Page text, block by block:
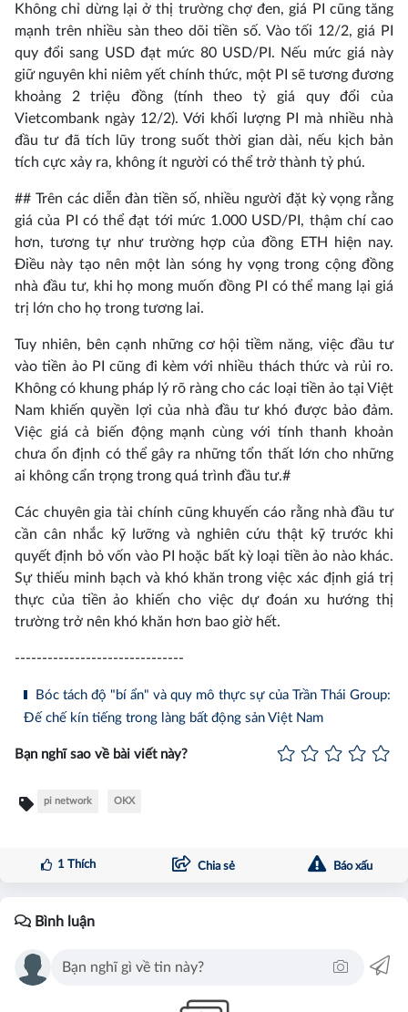
Không chỉ dừng lại ở thị trường chợ đen, giá PI cũng tăng
mạnh trên nhiều sàn theo dõi tiền số. Vào tối 12/2, giá PI
quy đổi sang USD đạt mức 80 USD/PI. Nếu mức giá này
giữ nguyên khi niêm yết chính thức, một PI sẽ tương đương
khoảng 2 triệu đồng (tính theo tỷ giá quy đổi của
Vietcombank ngày 12/2). Với khối lượng PI mà nhiều nhà
đầu tư đã tích lũy trong suốt thời gian dài, nếu kịch bản
tích cực xảy ra, không ít người có thể trở thành tỷ phú.
## Trên các diễn đàn tiền số, nhiều người đặt kỳ vọng rằng
giá của PI có thể đạt tới mức 1.000 USD/PI, thậm chí cao
hơn, tương tự như trường hợp của đồng ETH hiện nay.
Điều này tạo nên một làn sóng hy vọng trong cộng đồng
nhà đầu tư, khi họ mong muốn đồng PI có thể mang lại giá
trị lớn cho họ trong tương lai.
Tuy nhiên, bên cạnh những cơ hội tiềm năng, việc đầu tư
vào tiền ảo PI cũng đi kèm với nhiều thách thức và rủi ro.
Không có khung pháp lý rõ ràng cho các loại tiền ảo tại Việt
Nam khiến quyền lợi của nhà đầu tư khó được bảo đảm.
Việc giá cả biến động mạnh cùng với tính thanh khoản
chưa ổn định có thể gây ra những tổn thất lớn cho những
ai không cẩn trọng trong quá trình đầu tư.#
Các chuyên gia tài chính cũng khuyến cáo rằng nhà đầu tư
cần cân nhắc kỹ lưỡng và nghiên cứu thật kỹ trước khi
quyết định bỏ vốn vào PI hoặc bất kỳ loại tiền ảo nào khác.
Sự thiếu minh bạch và khó khăn trong việc xác định giá trị
thực của tiền ảo khiến cho việc dự đoán xu hướng thị
trường trở nên khó khăn hơn bao giờ hết.
-------------------------------
Bóc tách độ "bí ẩn" và quy mô thực sự của Trần Thái Group:
Đế chế kín tiếng trong làng bất động sản Việt Nam
Bạn nghĩ sao về bài viết này?
pi network OKX
1Thích Chia sẻ Báo xấu
Bình luận